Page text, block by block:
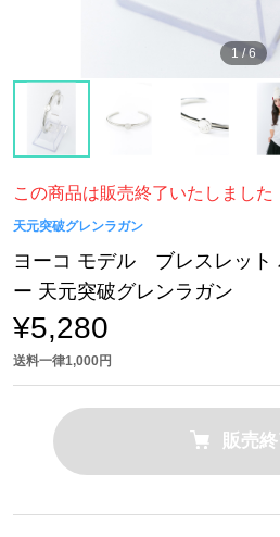
1/6
この商品は販売終了いたしました
天元突破グレンラガン
ヨーコ モデル ブレスレット
ー 天元突破グレンラガン
¥5,280
送料一律1,000円
販売